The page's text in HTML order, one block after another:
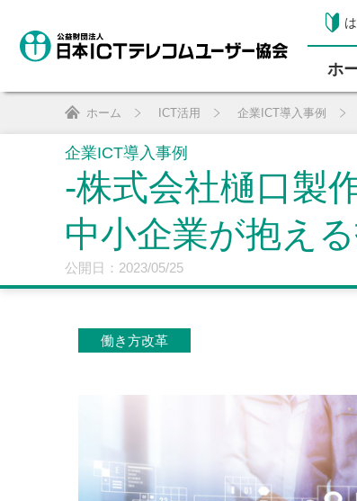
ホ
ホーム ICT活用 企業ICT導入事例
企業ICT導入事例
-株式会社樋口製
中小企業が抱え
公開日：2023/05/25
働き方改革